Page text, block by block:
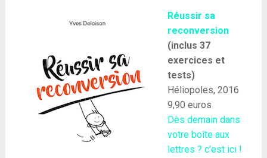
Réussir sa
reconversion
(inclus 37
exercices et
tests)
Héliopoles, 2016
9,90 euros
Dès demain dans
votre boîte aux
lettres ? c’est ici !